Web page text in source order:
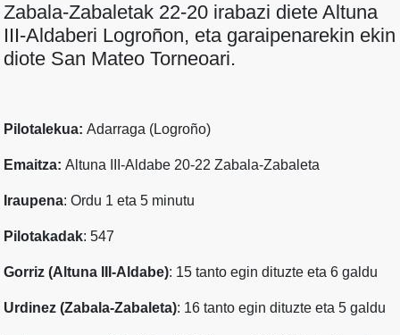
Zabala-Zabaletak 22-20 irabazi diete Altuna
III-Aldaberi Logroñon, eta garaipenarekin ekin
diote San Mateo Torneoari.
Pilotalekua: Adarraga (Logroño)
Emaitza: Altuna III-Aldabe 20-22 Zabala-Zabaleta
Iraupena: Ordu 1 eta 5 minutu
Pilotakadak: 547
Gorriz (Altuna III-Aldabe): 15 tanto egin dituzte eta 6 galdu
Urdinez (Zabala-Zabaleta): 16 tanto egin dituzte eta 5 galdu